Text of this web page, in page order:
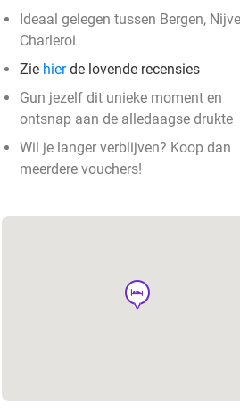
Ideaal gelegen tussen Bergen,
Charleroi
Zie hierde lovende recensies
Gun jezelf dit unieke moment en
ontsnap aan de alledaagse drukte
Wil je langer verblijven? Koop dan
meerdere vouchers!
hotel